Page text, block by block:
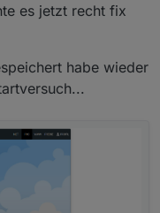
es jetzt recht fix
habe wieder